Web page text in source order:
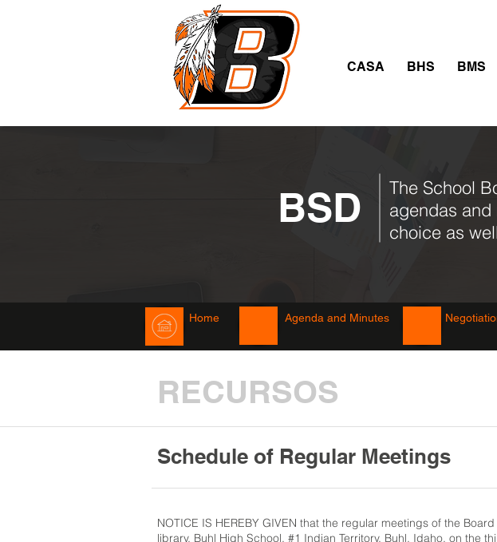
CASA BHS BMS
BSD
The School
agendas and
choice as
Home Agenda and Minutes
RECURSOS
Schedule of Regular Meetings
NOTICE IS HEREBY GIVEN that the regular meetings of the
library, Buhl High School, #1 Indian Territory, Buhl, Idaho, on the